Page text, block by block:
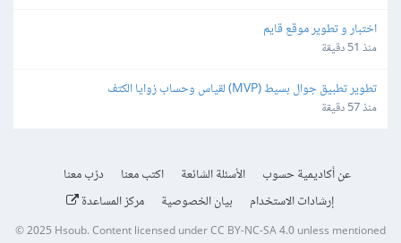
اختبار و تطوير موقع قايم
منذ 51 دقيقة
تطوير تطبيق جوال بسيط (MVP) لقياس وحساب زوايا الكتف
منذ 57 دقيقة
عن أكاديمية حسوب الأسئلة الشائعة اكتب معنا
درّب معنا
إرشادات الاستخدام
بيان الخصوصية مركز المساعدة
© 2025 Hsoub.Content licensed underCC BY-NC-SA 4.0unless mentioned